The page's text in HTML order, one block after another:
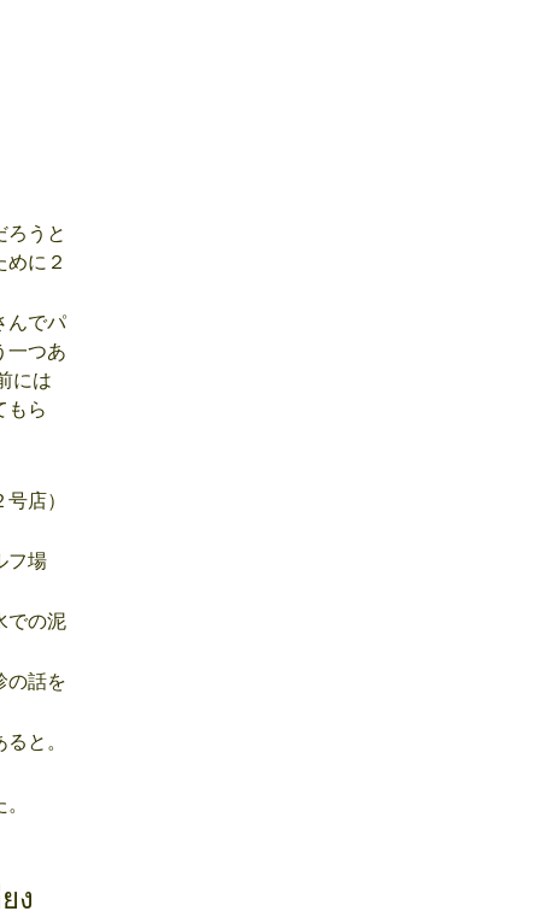
うと
に２
でパ
つあ
には
もら
店）
フ場
での泥
の話を
と。
ง